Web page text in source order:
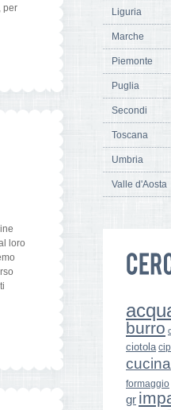
per
loro
Liguria
Marche
Piemonte
Puglia
Secondi
Toscana
Umbria
Valle d'Aosta
burro
ciotola
cucina
formaggio
gr